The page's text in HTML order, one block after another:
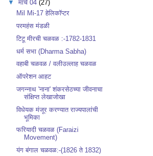
▼मार्च 04(27)
Mil Mi-17 हेलिकॉप्टर
परमहंस मंडळी
टिटू मीरची चळवळ :-1782-1831
धर्म सभा (Dharma Sabha)
वहाबी चळवळ / वलीउल्लाह चळवळ
ऑपरेशन आहट
जगन्नाथ 'नाना' शंकरसेठच्या जीवनाचा
संक्षिप्त लेखाजोखा
विधेयक मंजूर करण्यात राज्यपालांची
भूमिका
फरियादी चळवळ (Faraizi
Movement)
यंग बंगाल चळवळ:-(1826 ते 1832)